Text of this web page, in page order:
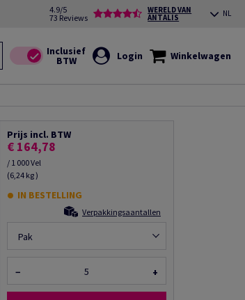
4.9/5
73 Reviews
WERELD VAN
ANTALIS NL
Login Winkelwagen
Prijs incl. BTW
€ 164,78
/ 1 000 Vel
(6,24 kg )
IN BESTELLING
Verpakkingsaantallen
Pak
− +